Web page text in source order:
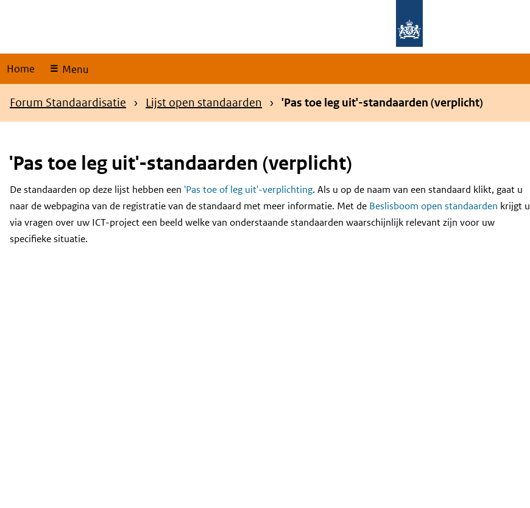
Home Menu
Kruimelpad
Forum Standaardisatie Lijst open standaarden 'Pas toe leg uit'-standaarden (verplicht)
'Pas toe leg uit'-standaarden (verplicht)
Content
De standaarden op deze lijst hebben een 'Pas toe of leg uit'-verplichting. Als u op de naam van een standaard klikt, gaat u
naar de webpagina van de registratie van de standaard met meer informatie. Met de Beslisboom open standaarden krijgt u
via vragen over uw ICT-project een beeld welke van onderstaande standaarden waarschijnlijk relevant zijn voor uw
specifieke situatie.